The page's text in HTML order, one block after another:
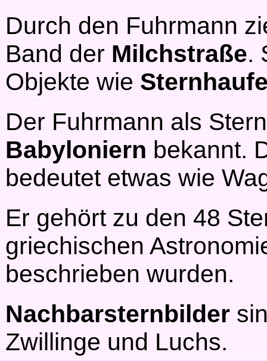
Durch den Fuhrmann
Band derMilchstraße.
Objekte wie
Der Fuhrmann als
Babyloniernbekannt.
bedeutet etwas wie
Er gehört zu den 48
griechischen
beschrieben wurden.
Nachbarsternbilder
Zwillinge und Luchs.